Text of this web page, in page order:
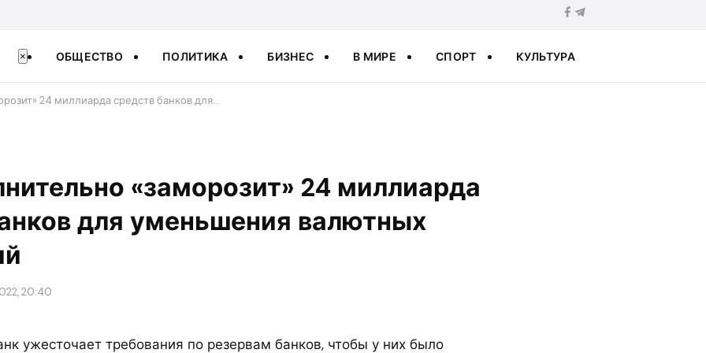
× ОБЩЕСТВО ПОЛИТИКА БИЗНЕС В МИРЕ СПОРТ КУЛЬТУРА
24 миллиарда средств банков для…
«заморозит» 24 миллиарда
для уменьшения валютных
20:40
ужесточает требования по резервам банков, чтобы у них было